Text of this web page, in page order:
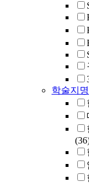
학술지명